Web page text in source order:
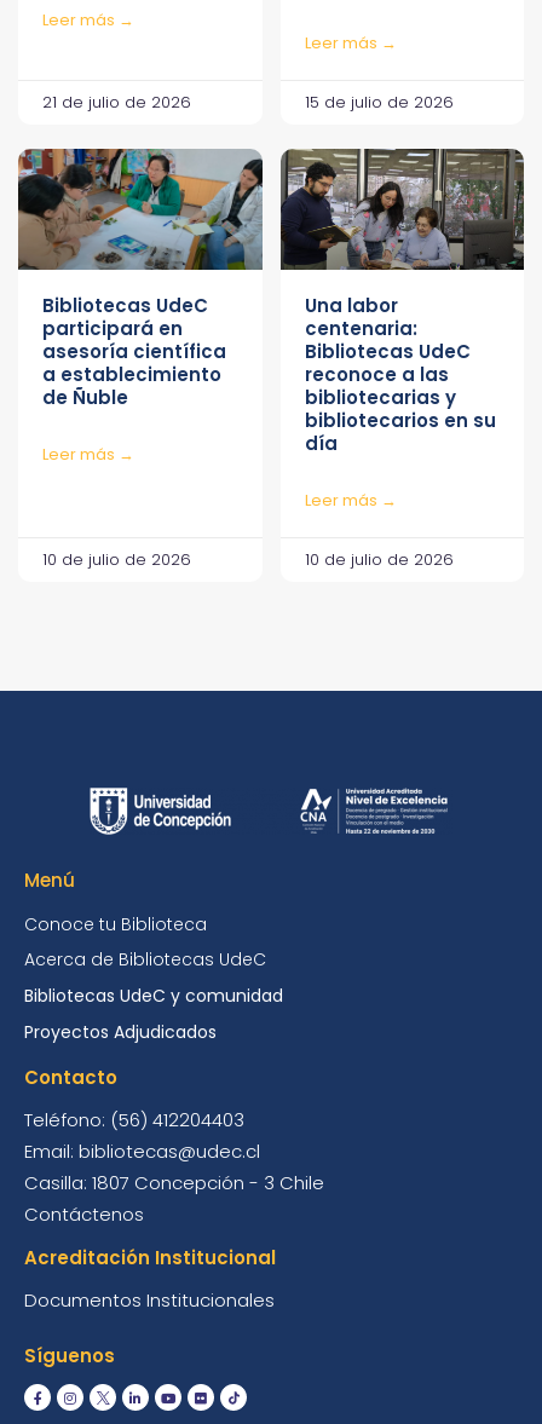
Leer más →
21 de julio de 2026
Leer más →
15 de julio de 2026
Bibliotecas UdeC
participará en
asesoría científica
a establecimiento
de Ñuble
Leer más →
10 de julio de 2026
Una labor
centenaria:
Bibliotecas UdeC
reconoce a las
bibliotecarias y
bibliotecarios en su
día
Leer más →
10 de julio de 2026
Menú
Conoce tu Biblioteca
Acerca de Bibliotecas UdeC
Bibliotecas UdeC y comunidad
Proyectos Adjudicados
Contacto
Teléfono: (56) 412204403
Email: bibliotecas@udec.cl
Casilla: 1807 Concepción - 3 Chile
Contáctenos
Acreditación Institucional
Documentos Institucionales
Síguenos